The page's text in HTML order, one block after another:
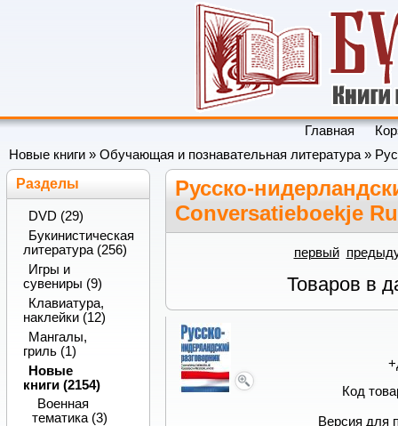
Главная
Новые книги » Обучающая и познавательная литература»
Русско-
Conversatieboekje
первый
Товаров в
+
Код
Версия для
Разделы
DVD (29)
Букинистическая
литература (256)
Игры и
сувениры (9)
Клавиатура,
наклейки (12)
Мангалы,
гриль (1)
Новые
книги (2154)
Военная
тематика (3)